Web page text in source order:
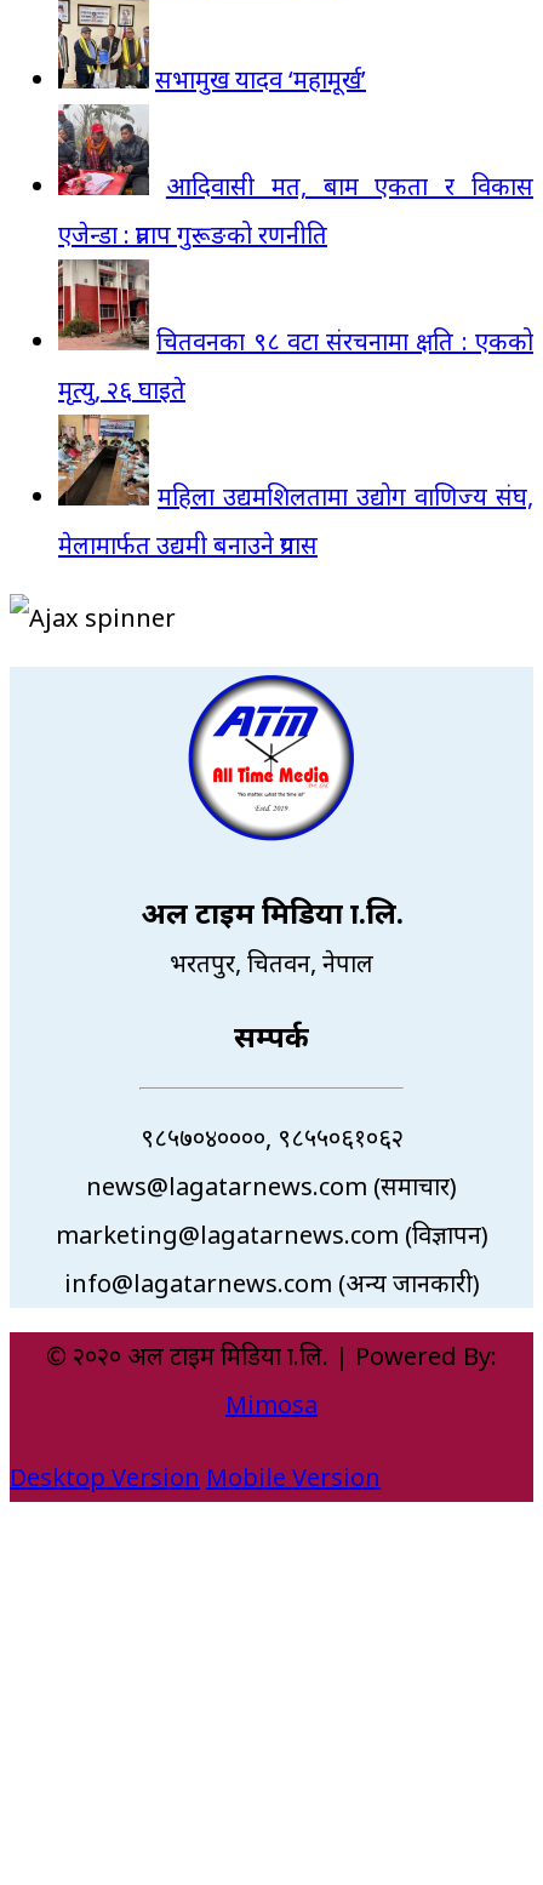
सभामुख यादव ‘महामूर्ख’
आदिवासी मत, बाम एकता र विकास
एजेन्डा : प्रताप गुरूङको रणनीति
चितवनका ९८ वटा संरचनामा क्षति : एकको
मृत्यु, २६ घाइते
महिला उद्यमशिलतामा उद्योग वाणिज्य संघ,
मेलामार्फत उद्यमी बनाउने प्रयास
अल टाइम मिडिया प्रा.लि.
भरतपुर, चितवन, नेपाल
सम्पर्क
९८५७०४००००, ९८५५०६१०६२
news@lagatarnews.com (समाचार)
marketing@lagatarnews.com (विज्ञापन)
info@lagatarnews.com (अन्य जानकारी)
© २०२० अल टाइम मिडिया प्रा.लि. | Powered By:
Mimosa
Desktop Version Mobile Version